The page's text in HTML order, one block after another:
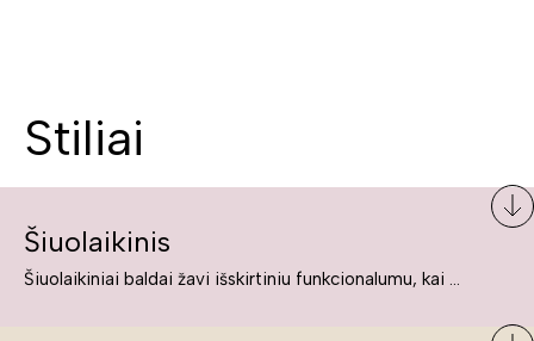
Stiliai
Šiuolaikinis
Šiuolaikiniai baldai žavi išskirtiniu funkcionalumu, kai kurie jų pelnytai net pavadinami meno kūriniais, nes jie tikrai yra išskirtiniai, originalūs ir puikiai atliepiantys į šiuolaikinių žmonių poreikius bei gyvenimo būdo ypatumus.